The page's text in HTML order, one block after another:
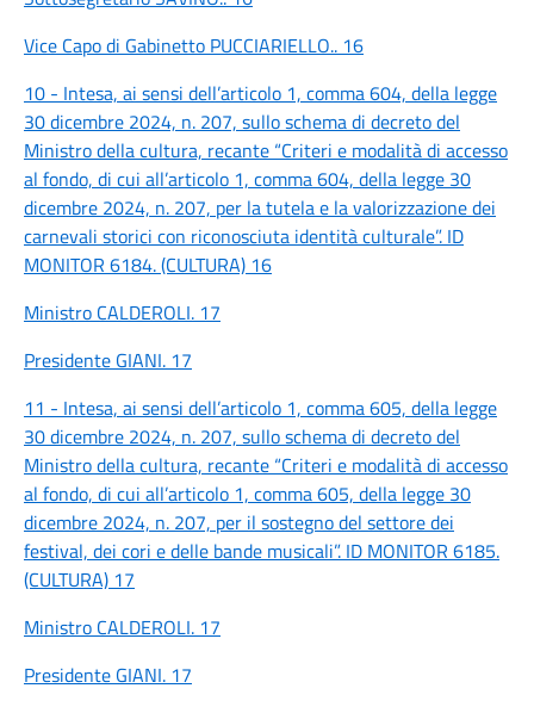
Vice Capo di Gabinetto PUCCIARIELLO.. 16
10 - Intesa, ai sensi dell’articolo 1, comma 604, della legge
30 dicembre 2024, n. 207, sullo schema di decreto del
Ministro della cultura, recante “Criteri e modalità di accesso
al fondo, di cui all’articolo 1, comma 604, della legge 30
dicembre 2024, n. 207, per la tutela e la valorizzazione dei
carnevali storici con riconosciuta identità culturale”. ID
MONITOR 6184. (CULTURA) 16
Ministro CALDEROLI. 17
Presidente GIANI. 17
11 - Intesa, ai sensi dell’articolo 1, comma 605, della legge
30 dicembre 2024, n. 207, sullo schema di decreto del
Ministro della cultura, recante “Criteri e modalità di accesso
al fondo, di cui all’articolo 1, comma 605, della legge 30
dicembre 2024, n. 207, per il sostegno del settore dei
festival, dei cori e delle bande musicali”. ID MONITOR 6185.
(CULTURA) 17
Ministro CALDEROLI. 17
Presidente GIANI. 17